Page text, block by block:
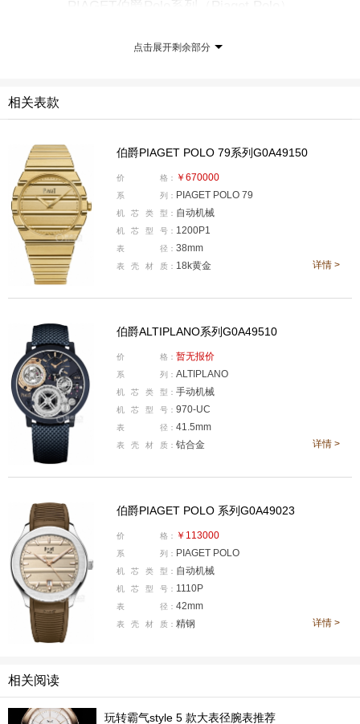
巨匠世家（Mastery）
表展上，伯爵展厅的四大区域围绕着品牌150周年主题“过
往与当下交融碰撞，让华彩绽放”展开，单是这样看150周
年主题或许有点隐晦？不如有请伯爵的新作来亲自为我们
解读。
01开创先河
全新伯爵Polo系列镂空陶瓷腕表
首先隆重登场的是，伯爵全新Polo系列镂空陶瓷腕
表。作为伯爵在今年上海表展全球首发的新作，全新伯爵
Polo系列镂空陶瓷腕表的问世意义重大。为什么这么说？
对伯爵而言，这是品牌的首枚陶瓷腕表
lo系列的第一枚陶瓷腕表。
与超薄腕表融为一体，乃是业内首创。
全新伯爵Polo系列镂空陶瓷腕表
+镂空+超薄的腕表吗？答案有，但伯爵将这一组合的标准
又拉到了一个全新高度。
点击展开剩余部分
相关表款
伯爵PIAGET POLO 79系列G0A49150
价 格： ￥670000
系 列： PIAGET POLO 79
机 芯 类 型： 自动机械
机 芯 型 号： 1200P1
表 径： 38mm
表 壳 材 质： 18k黄金 详情 >
伯爵ALTIPLANO系列G0A49510
价 格： 暂无报价
系 列： ALTIPLANO
机 芯 类 型： 手动机械
机 芯 型 号： 970-UC
表 径： 41.5mm
表 壳 材 质： 钴合金 详情 >
伯爵PIAGET POLO 系列G0A49023
价 格： ￥113000
系 列： PIAGET POLO
机 芯 类 型： 自动机械
机 芯 型 号： 1110P
表 径： 42mm
表 壳 材 质： 精钢 详情 >
相关阅读
玩转霸气style 5 款大表径腕表推荐